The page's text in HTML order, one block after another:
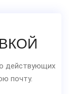
действующих
почту.